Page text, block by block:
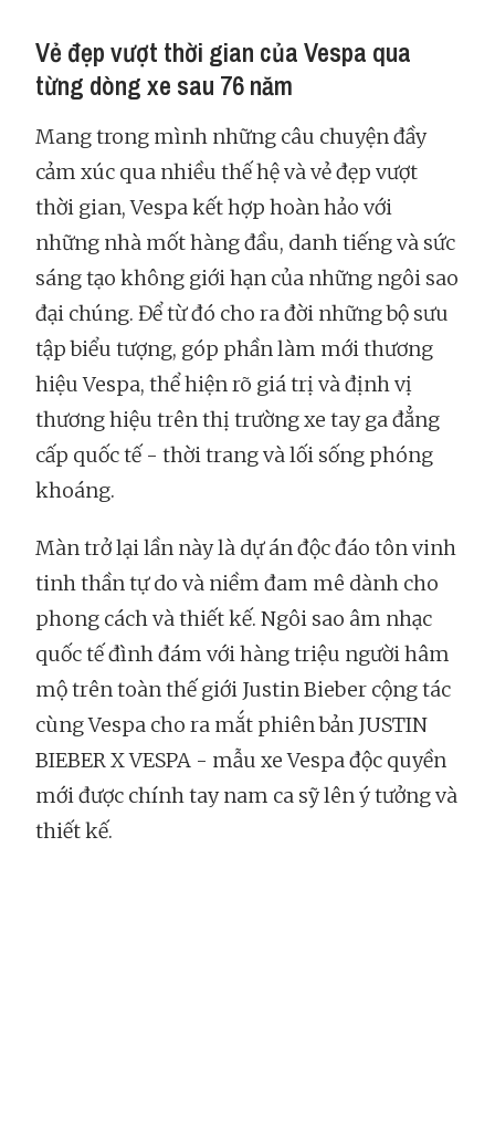
Vẻ đẹp vượt thời gian của Vespa qua
từng dòng xe sau 76 năm
Mang trong mình những câu chuyện đầy
cảm xúc qua nhiều thế hệ và vẻ đẹp vượt
thời gian, Vespa kết hợp hoàn hảo với
những nhà mốt hàng đầu, danh tiếng và sức
sáng tạo không giới hạn của những ngôi sao
đại chúng. Để từ đó cho ra đời những bộ sưu
tập biểu tượng, góp phần làm mới thương
hiệu Vespa, thể hiện rõ giá trị và định vị
thương hiệu trên thị trường xe tay ga đẳng
cấp quốc tế - thời trang và lối sống phóng
khoáng.
Màn trở lại lần này là dự án độc đáo tôn vinh
tinh thần tự do và niềm đam mê dành cho
phong cách và thiết kế. Ngôi sao âm nhạc
quốc tế đình đám với hàng triệu người hâm
mộ trên toàn thế giới Justin Bieber cộng tác
cùng Vespa cho ra mắt phiên bản JUSTIN
BIEBER X VESPA - mẫu xe Vespa độc quyền
mới được chính tay nam ca sỹ lên ý tưởng và
thiết kế.